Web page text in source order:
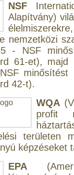
NSF
Alapítvány)
nemzetközi
- NSF
61-et),
minősítést
42-t).
WQA
profit
területen
képzéseket
EPA